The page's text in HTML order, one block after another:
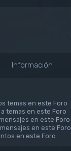
Información
temas en este Foro
temas en este Foro
en este Foro
en este Foro
en este Foro